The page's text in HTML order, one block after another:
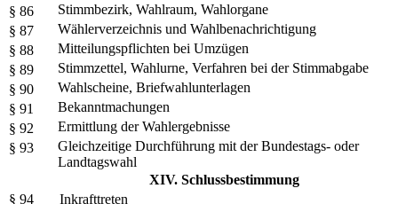
§ 86
Stimmbezirk, Wahlraum, Wahlorgane
§ 87
Wählerverzeichnis und Wahlbenachrichtigung
§ 88
Mitteilungspflichten bei Umzügen
§ 89
Stimmzettel, Wahlurne, Verfahren bei der Stimmabgabe
§ 90
Wahlscheine, Briefwahlunterlagen
§ 91
Bekanntmachungen
§ 92
Ermittlung der Wahlergebnisse
§ 93
Gleichzeitige Durchführung mit der Bundestags- oder
Landtagswahl
XIV. Schlussbestimmung
§ 94
Inkrafttreten